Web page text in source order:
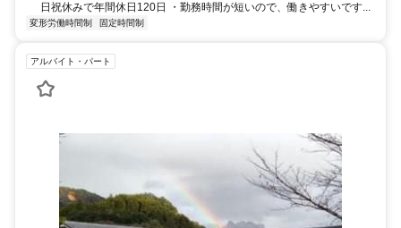
日祝休みで年間休日120日 ・勤務時間が短いので、働きやすいです...
変形労働時間制 固定時間制
アルバイト・パート